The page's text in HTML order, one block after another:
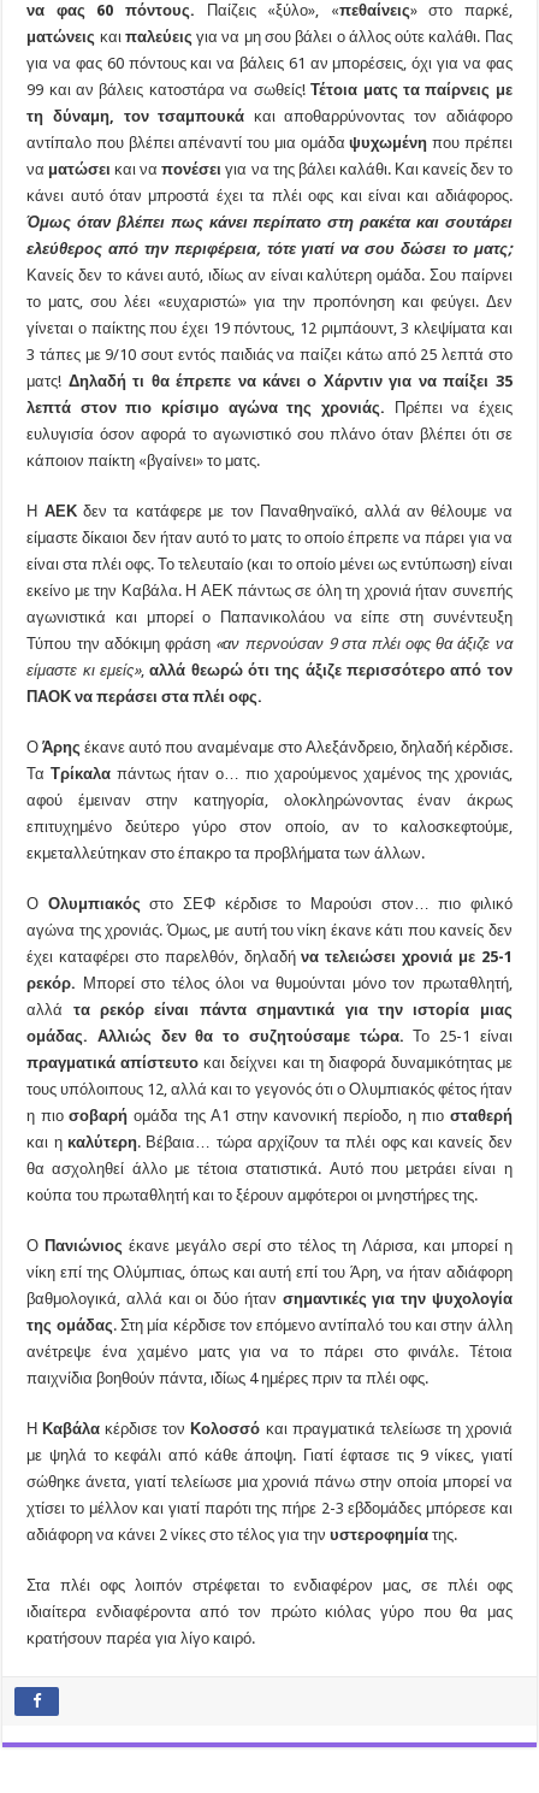
να φας 60 πόντους. Παίζεις «ξύλο», «πεθαίνεις» στο παρκέ,
ματώνεις και παλεύειςγια να μη σου βάλει ο άλλος ούτε καλάθι. Πας
για να φας 60 πόντους και να βάλεις 61 αν μπορέσεις, όχι για να φας
99 και αν βάλεις κατοστάρα να σωθείς!Τέτοια ματς τα παίρνεις με
τη δύναμη, τον τσαμπουκά και αποθαρρύνοντας τον αδιάφορο
αντίπαλο που βλέπει απέναντί του μια ομάδαψυχωμένηπου πρέπει
να ματώσεικαι ναπονέσειγια να της βάλει καλάθι. Και κανείς δεν το
κάνει αυτό όταν μπροστά έχει τα πλέι οφς και είναι και αδιάφορος.
Όμως όταν βλέπει πως κάνει περίπατο στη ρακέτα και σουτάρει
ελεύθερος από την περιφέρεια, τότε γιατί να σου δώσει το ματς;
Κανείς δεν το κάνει αυτό, ιδίως αν είναι καλύτερη ομάδα. Σου παίρνει
το ματς, σου λέει «ευχαριστώ» για την προπόνηση και φεύγει. Δεν
γίνεται ο παίκτης που έχει 19 πόντους, 12 ριμπάουντ, 3 κλεψίματα και
3 τάπες με 9/10 σουτ εντός παιδιάς να παίζει κάτω από 25 λεπτά στο
ματς! Δηλαδή τι θα έπρεπε να κάνει ο Χάρντιν για να παίξει 35
λεπτά στον πιο κρίσιμο αγώνα της χρονιάς. Πρέπει να έχεις
ευλυγισία όσον αφορά το αγωνιστικό σου πλάνο όταν βλέπει ότι σε
κάποιον παίκτη «βγαίνει» το ματς.
Η ΑΕΚδεν τα κατάφερε με τον Παναθηναϊκό, αλλά αν θέλουμε να
είμαστε δίκαιοι δεν ήταν αυτό το ματς το οποίο έπρεπε να πάρει για να
είναι στα πλέι οφς. Το τελευταίο (και το οποίο μένει ως εντύπωση) είναι
εκείνο με την Καβάλα. Η ΑΕΚ πάντως σε όλη τη χρονιά ήταν συνεπής
αγωνιστικά και μπορεί ο Παπανικολάου να είπε στη συνέντευξη
Τύπου την αδόκιμη φράση «αν περνούσαν 9 στα πλέι οφς θα άξιζε να
είμαστε κι εμείς»,αλλά θεωρώ ότι της άξιζε περισσότερο από τον
ΠΑΟΚ να περάσει στα πλέι οφς.
ΟΆρηςέκανε αυτό που αναμέναμε στο Αλεξάνδρειο, δηλαδή κέρδισε.
ΤαΤρίκαλα πάντως ήταν ο… πιο χαρούμενος χαμένος της χρονιάς,
αφού έμειναν στην κατηγορία, ολοκληρώνοντας έναν άκρως
επιτυχημένο δεύτερο γύρο στον οποίο, αν το καλοσκεφτούμε,
εκμεταλλεύτηκαν στο έπακρο τα προβλήματα των άλλων.
Ο Ολυμπιακόςστο ΣΕΦ κέρδισε το Μαρούσι στον… πιο φιλικό
αγώνα της χρονιάς. Όμως, με αυτή του νίκη έκανε κάτι που κανείς δεν
έχει καταφέρει στο παρελθόν, δηλαδήνα τελειώσει χρονιά με 25-1
ρεκόρ. Μπορεί στο τέλος όλοι να θυμούνται μόνο τον πρωταθλητή,
αλλά τα ρεκόρ είναι πάντα σημαντικά για την ιστορία μιας
ομάδας. Αλλιώς δεν θα το συζητούσαμε τώρα. Το 25-1 είναι
πραγματικά απίστευτοκαι δείχνει και τη διαφορά δυναμικότητας με
τους υπόλοιπους 12, αλλά και το γεγονός ότι ο Ολυμπιακός φέτος ήταν
η πιοσοβαρήομάδα της Α1 στην κανονική περίοδο, η πιο σταθερή
και η καλύτερη. Βέβαια… τώρα αρχίζουν τα πλέι οφς και κανείς δεν
θα ασχοληθεί άλλο με τέτοια στατιστικά. Αυτό που μετράει είναι η
κούπα του πρωταθλητή και το ξέρουν αμφότεροι οι μνηστήρες της.
Ο Πανιώνιοςέκανε μεγάλο σερί στο τέλος τη Λάρισα, και μπορεί η
νίκη επί της Ολύμπιας, όπως και αυτή επί του Άρη, να ήταν αδιάφορη
βαθμολογικά, αλλά και οι δύο ήταν σημαντικές για την ψυχολογία
της ομάδας. Στη μία κέρδισε τον επόμενο αντίπαλό του και στην άλλη
ανέτρεψε ένα χαμένο ματς για να το πάρει στο φινάλε. Τέτοια
παιχνίδια βοηθούν πάντα, ιδίως 4 ημέρες πριν τα πλέι οφς.
Η Καβάλακέρδισε τον Κολοσσό και πραγματικά τελείωσε τη χρονιά
με ψηλά το κεφάλι από κάθε άποψη. Γιατί έφτασε τις 9 νίκες, γιατί
σώθηκε άνετα, γιατί τελείωσε μια χρονιά πάνω στην οποία μπορεί να
χτίσει το μέλλον και γιατί παρότι της πήρε 2-3 εβδομάδες μπόρεσε και
αδιάφορη να κάνει 2 νίκες στο τέλος για τηνυστεροφημίατης.
Στα πλέι οφς λοιπόν στρέφεται το ενδιαφέρον μας, σε πλέι οφς
ιδιαίτερα ενδιαφέροντα από τον πρώτο κιόλας γύρο που θα μας
κρατήσουν παρέα για λίγο καιρό.